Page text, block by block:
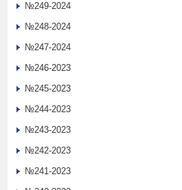
№249-2024
№248-2024
№247-2024
№246-2023
№245-2023
№244-2023
№243-2023
№242-2023
№241-2023